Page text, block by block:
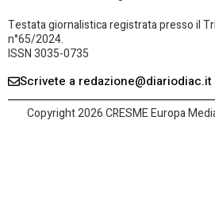
Testata giornalistica registrata presso il
n°65/2024.
ISSN 3035-0735
Scrivete a redazione@diariodiac.it
Copyright 2026 CRESME Europa